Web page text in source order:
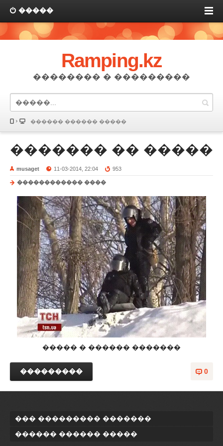
�����
Ramping.kz
�������� � ���������
������ ������ �����
������� �� �����
musaget 11-03-2014, 22:04 953
������������ ����
����� � ������ �������
0
���������
��� ��������� �������
������ ������ �����